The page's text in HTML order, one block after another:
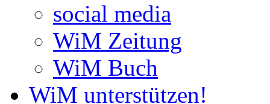
social media
WiM Zeitung
WiM Buch
WiM unterstützen!